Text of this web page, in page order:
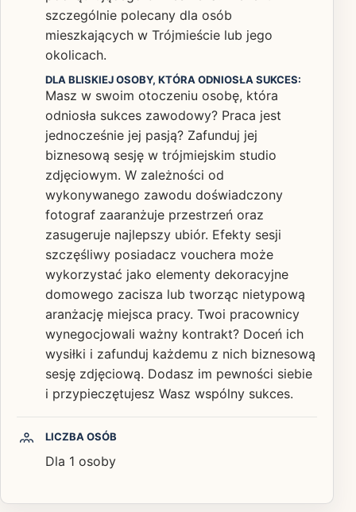
szczególnie polecany dla osób
mieszkających w Trójmieście lub jego
okolicach.
DLA BLISKIEJ OSOBY, KTÓRA ODNIOSŁA SUKCES:
Masz w swoim otoczeniu osobę, która
odniosła sukces zawodowy? Praca jest
jednocześnie jej pasją? Zafunduj jej
biznesową sesję w trójmiejskim studio
zdjęciowym. W zależności od
wykonywanego zawodu doświadczony
fotograf zaaranżuje przestrzeń oraz
zasugeruje najlepszy ubiór. Efekty sesji
szczęśliwy posiadacz vouchera może
wykorzystać jako elementy dekoracyjne
domowego zacisza lub tworząc nietypową
aranżację miejsca pracy. Twoi pracownicy
wynegocjowali ważny kontrakt? Doceń ich
wysiłki i zafunduj każdemu z nich biznesową
sesję zdjęciową. Dodasz im pewności siebie
i przypieczętujesz Wasz wspólny sukces.
LICZBA OSÓB
Dla 1 osoby